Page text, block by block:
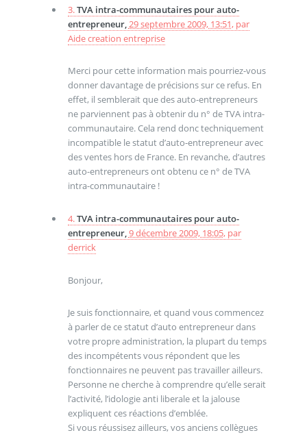
3.TVA intra-communautaires pour auto-
entrepreneur,29 septembre 2009, 13:51, par
Aide creation entreprise
Merci pour cette information mais pourriez-vous
donner davantage de précisions sur ce refus. En
effet, il semblerait que des auto-entrepreneurs
ne parviennent pas à obtenir du n° de TVA intra-
communautaire. Cela rend donc techniquement
incompatible le statut d’auto-entrepreneur avec
des ventes hors de France. En revanche, d’autres
auto-entrepreneurs ont obtenu ce n° de TVA
intra-communautaire !
4.TVA intra-communautaires pour auto-
entrepreneur,9 décembre 2009, 18:05, par
derrick
Bonjour,
Je suis fonctionnaire, et quand vous commencez
à parler de ce statut d’auto entrepreneur dans
votre propre administration, la plupart du temps
des incompétents vous répondent que les
fonctionnaires ne peuvent pas travailler ailleurs.
Personne ne cherche à comprendre qu’elle serait
l’activité, l’idologie anti liberale et la jalouse
expliquent ces réactions d’emblée.
Si vous réussisez ailleurs, vos anciens collègues